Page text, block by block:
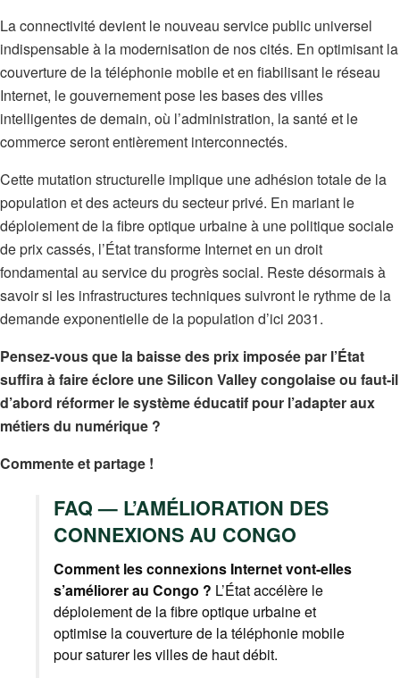
La connectivité devient le nouveau service public universel
indispensable à la modernisation de nos cités. En optimisant la
couverture de la téléphonie mobile et en fiabilisant le réseau
Internet, le gouvernement pose les bases des villes
intelligentes de demain, où l’administration, la santé et le
commerce seront entièrement interconnectés.
Cette mutation structurelle implique une adhésion totale de la
population et des acteurs du secteur privé. En mariant le
déploiement de la fibre optique urbaine à une politique sociale
de prix cassés, l’État transforme Internet en un droit
fondamental au service du progrès social. Reste désormais à
savoir si les infrastructures techniques suivront le rythme de la
demande exponentielle de la population d’ici 2031.
Pensez-vous que la baisse des prix imposée par l’État
suffira à faire éclore une Silicon Valley congolaise ou faut-il
d’abord réformer le système éducatif pour l’adapter aux
métiers du numérique ?
Commente et partage !
FAQ — L’AMÉLIORATION DES
CONNEXIONS AU CONGO
Comment les connexions Internet vont-elles
s’améliorer au Congo ? L’État accélère le
déploiement de la fibre optique urbaine et
optimise la couverture de la téléphonie mobile
pour saturer les villes de haut débit.